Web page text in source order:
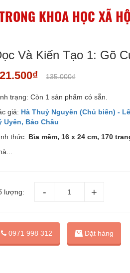
KHOA HỌC XÃ
Và Kiến Tạo 1: Gõ
135.000₫
trạng: Còn 1 sản phẩm có sẵn.
giả: Hà Thuỷ Nguyên (Chủ biên) -
Uyên, Bảo Châu
thức: Bìa mềm, 16 x 24 cm, 170
lượng:
0971 998 312 Đặt hàng